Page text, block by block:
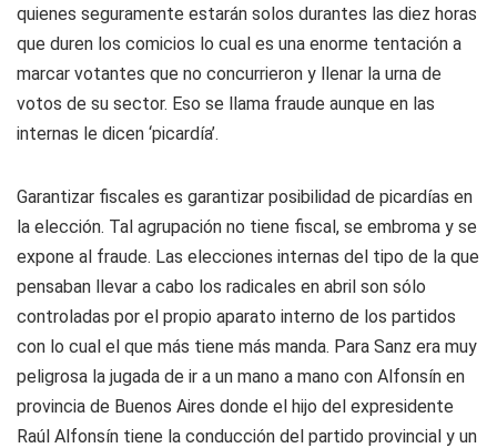
quienes seguramente estarán solos durantes las diez horas
que duren los comicios lo cual es una enorme tentación a
marcar votantes que no concurrieron y llenar la urna de
votos de su sector. Eso se llama fraude aunque en las
internas le dicen ‘picardía’.
Garantizar fiscales es garantizar posibilidad de picardías en
la elección. Tal agrupación no tiene fiscal, se embroma y se
expone al fraude. Las elecciones internas del tipo de la que
pensaban llevar a cabo los radicales en abril son sólo
controladas por el propio aparato interno de los partidos
con lo cual el que más tiene más manda. Para Sanz era muy
peligrosa la jugada de ir a un mano a mano con Alfonsín en
provincia de Buenos Aires donde el hijo del expresidente
Raúl Alfonsín tiene la conducción del partido provincial y un